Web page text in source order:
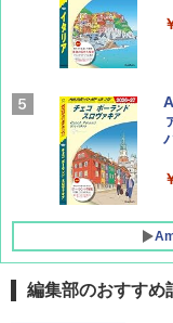
編集部のおすすめ